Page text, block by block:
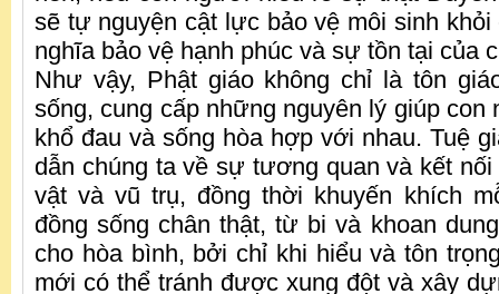
sẽ tự nguyện cật lực bảo vệ môi sinh
nghĩa bảo vệ hạnh phúc và sự tồn tại của
Như vậy, Phật giáo không chỉ là tôn
sống, cung cấp những nguyên lý giúp con
khổ đau và sống hòa hợp với nhau. Tuệ
dẫn chúng ta về sự tương quan và kết
vật và vũ trụ, đồng thời khuyến khích
đồng sống chân thật, từ bi và khoan
cho hòa bình, bởi chỉ khi hiểu và tôn
mới có thể tránh được xung đột và xây